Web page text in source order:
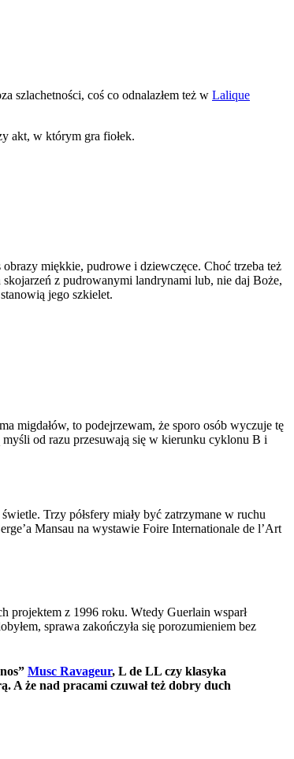
szlachetności, coś co odnalazłem też w Lalique
akt, w którym gra fiołek.
miękkie, pudrowe i dziewczęce. Choć trzeba też
z pudrowanymi landrynami lub, nie daj Boże,
jego szkielet.
migdałów, to podejrzewam, że sporo osób wyczuje tę
od razu przesuwają się w kierunku cyklonu B i
Trzy półsfery miały być zatrzymane w ruchu
Mansau na wystawie Foire Internationale de l’Art
projektem z 1996 roku. Wtedy Guerlain wsparł
sprawa zakończyła się porozumieniem bez
Musc Ravageur, L de LL czy klasyka
A że nad pracami czuwał też dobry duch